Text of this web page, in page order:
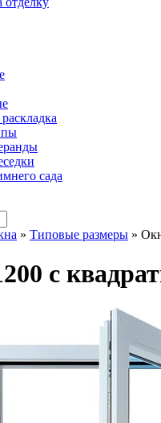
сада
» Типовые размеры »
с